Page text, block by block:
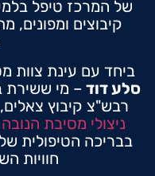
קיבוצים ומפונים,
ביחד עם עינת צוות
סלע דוד
רבש"צ קיבוץ
ניצולי מסיבת הנובה
בבריכה הטיפולית
חוויות